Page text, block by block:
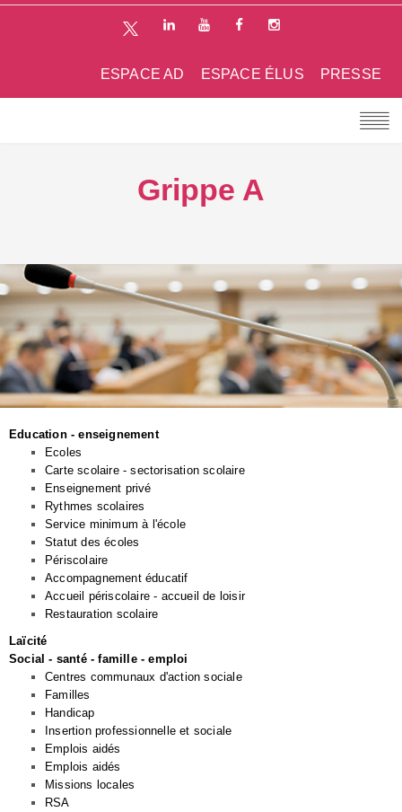
PRESSE
ESPACE ÉLUS
ESPACE AD
Grippe A
Education - enseignement
Ecoles
Carte scolaire - sectorisation scolaire
Enseignement privé
Rythmes scolaires
Service minimum à l'école
Statut des écoles
Périscolaire
Accompagnement éducatif
Accueil périscolaire - accueil de loisir
Restauration scolaire
Laïcité
Social - santé - famille - emploi
Centres communaux d'action sociale
Familles
Handicap
Insertion professionnelle et sociale
Emplois aidés
Emplois aidés
Missions locales
RSA